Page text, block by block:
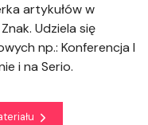
artykułów w
Udziela się
np.: Konferencja I
i na Serio.